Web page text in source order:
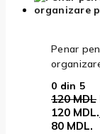
Penar
0 din 5
120MDL
120 MDL.
80 MDL.